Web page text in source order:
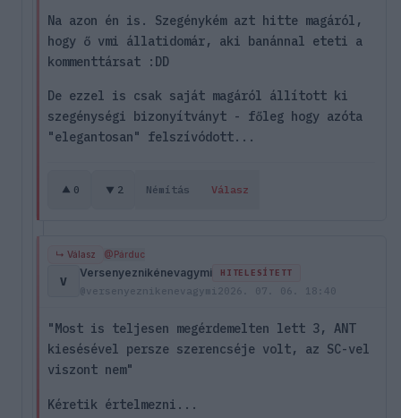
Na azon én is. Szegénykém azt hitte magáról,
hogy ő vmi állatidomár, aki banánnal eteti a
kommenttársat :DD
De ezzel is csak saját magáról állított ki
szegénységi bizonyítványt - főleg hogy azóta
"elegantosan" felszívódott...
0 2 Némítás Válasz
↳ Válasz @Párduc
V
Versenyeznikénevagymi HITELESÍTETT
@versenyeznikenevagymi2026. 07. 06. 18:40
"Most is teljesen megérdemelten lett 3, ANT
kiesésével persze szerencséje volt, az SC-vel
viszont nem"
Kéretik értelmezni...